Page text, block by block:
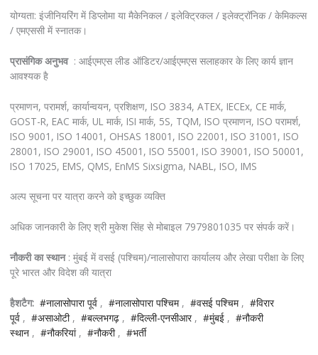
योग्यता: इंजीनियरिंग में डिप्लोमा या मैकेनिकल / इलेक्ट्रिकल / इलेक्ट्रॉनिक / केमिकल्स
/ एमएससी में स्नातक।
प्रासंगिक अनुभव: आईएमएस लीड ऑडिटर/आईएमएस सलाहकार के लिए कार्य ज्ञान
आवश्यक है
प्रमाणन, परामर्श, कार्यान्वयन, प्रशिक्षण, ISO 3834, ATEX, IECEx, CE मार्क,
GOST-R, EAC मार्क, UL मार्क, ISI मार्क, 5S, TQM, ISO प्रमाणन, ISO परामर्श,
ISO 9001, ISO 14001, OHSAS 18001, ISO 22001, ISO 31001, ISO
28001, ISO 29001, ISO 45001, ISO 55001, ISO 39001, ISO 50001,
ISO 17025, EMS, QMS, EnMS Sixsigma, NABL, ISO, IMS
अल्प सूचना पर यात्रा करने को इच्छुक व्यक्ति
अधिक जानकारी के लिए श्री मुकेश सिंह से मोबाइल 7979801035 पर संपर्क करें।
नौकरी का स्थान: मुंबई में वसई (पश्चिम)/नालासोपारा कार्यालय और लेखा परीक्षा के लिए
पूरे भारत और विदेश की यात्रा
हैशटैग: #नालासोपारा पूर्व, #नालासोपारा पश्चिम, #वसई पश्चिम, #विरार
पूर्व, #असाओटी, #बल्लभगढ़, #दिल्ली-एनसीआर, #मुंबई, #नौकरी
स्थान, #नौकरियां, #नौकरी, #भर्ती